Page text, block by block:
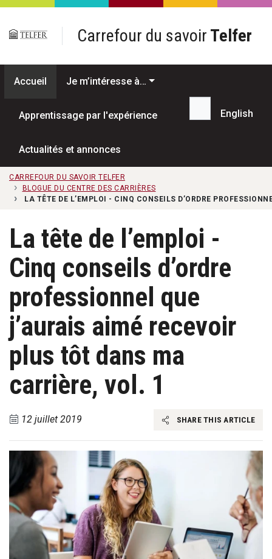
Passer au contenu principal
Carrefour du savoir Telfer
Accueil Je m’intéresse à…
Apprentissage par l'expérience
Actualités et annonces
Recherche...
English
CARREFOUR DU SAVOIR TELFER
BLOGUE DU CENTRE DES CARRIÈRES
LA TÊTE DE L’EMPLOI - CINQ CONSEILS D’ORDRE
La tête de l’emploi -
Cinq conseils d’ordre
professionnel que
j’aurais aimé recevoir
plus tôt dans ma
carrière, vol. 1
12 juillet 2019 SHARE THIS ARTICLE